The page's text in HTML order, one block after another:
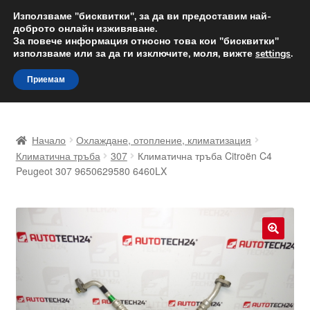
ДОСТАВКА от 12 лв.
Доставка по целия свят
Skip
to
navigation
Skip
to
content
Доставка по целия свят
Контакт
Начало
Охлаждане, отопление, климатизация
Климатична тръба
307
Климатична тръба Citroën C4
Peugeot 307 9650629580 6460LX
🔍
Използваме "бисквитки", за да ви предоставим най-
доброто онлайн изживяване.
За повече информация относно това кои "бисквитки"
използваме или за да ги изключите, моля, вижте settings.
Приемам